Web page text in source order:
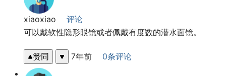
xiaoxiao
评论
可以戴软性隐形眼镜或者佩戴有度数的潜水面镜。
赞同 7年前 0条评论